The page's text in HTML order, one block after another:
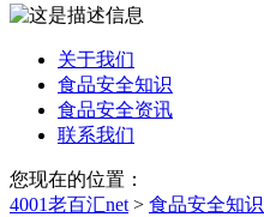
关于我们
食品安全知识
食品安全资讯
联系我们
您现在的位置：
4001老百汇net > 食品安全知识